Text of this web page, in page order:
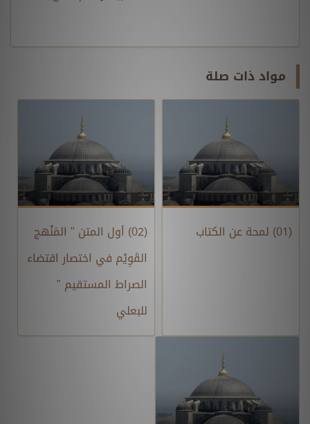
مواد ذات صلة
(01) لمحة عن الكتاب
(02) أول المتن " المَنْهج
القَوِيْم في اختصار اقتضاء
الصراط المستقيم "
للبعلي